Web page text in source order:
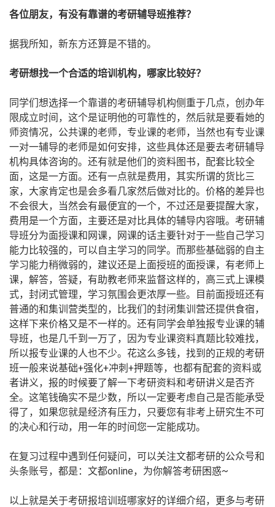
各位朋友，有没有靠谱的考研辅导班推荐？
据我所知，新东方还算是不错的。
考研想找一个合适的培训机构，哪家比较好？
同学们想选择一个靠谱的考研辅导机构侧重于几点，创办年
限成立时间，这个是证明他的可靠性的，然后就是要看她的
师资情况，公共课的老师，专业课的老师，当然也有专业课
一对一辅导的老师是如何安排，这些具体还是要去考研辅导
机构具体咨询的。还有就是他们的资料图书，配套比较全
面，这是一方面。还有一点就是费用，其实所谓的货比三
家，大家肯定也是会多看几家然后做对比的。价格的差异也
不会很大，当然会有最便宜的一个，不过还是要提醒大家，
费用是一个方面，主要还是对比具体的辅导内容哦。考研辅
导班分为面授课和网课，网课的话主要针对于一些自己学习
能力比较强的，可以自主学习的同学。而那些基础弱的自主
学习能力稍微弱的，建议还是上面授班的面授课，有老师上
课，解答，答疑，有助教老师来监督这样的，高三式上课模
式，封闭式管理，学习氛围会更浓厚一些。目前面授班还有
普通的和集训营类型的，比我们的封闭集训营还提供食宿，
这样下来价格又是不一样的。还有同学会单独报专业课的辅
导班，也是几千到一万了，因为专业课资料真题比较难找，
所以报专业课的人也不少。花这么多钱，找到的正规的考研
班一般来说基础+强化+冲刺+押题等，也都有配套的资料或
者讲义，报的时候要了解一下考研资料和考研讲义是否齐
全。这笔钱确实不是少数，所以一定要考虑自己是否能承受
得了，如果您就是经济有压力，只要您有非考上研究生不可
的决心和行动，用一年的时间您一定能成功。
在复习过程中遇到任何疑问，可以关注文都考研的公众号和
头条账号，都是：文都online，为你解答考研困惑~
以上就是关于考研报培训班哪家好的详细介绍，更多与考研